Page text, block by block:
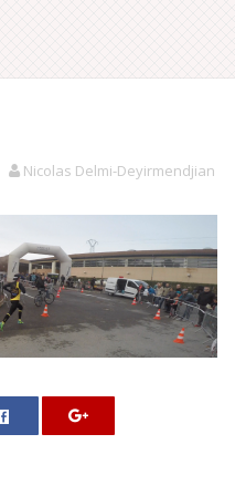
Nicolas Delmi-Deyirmendjian